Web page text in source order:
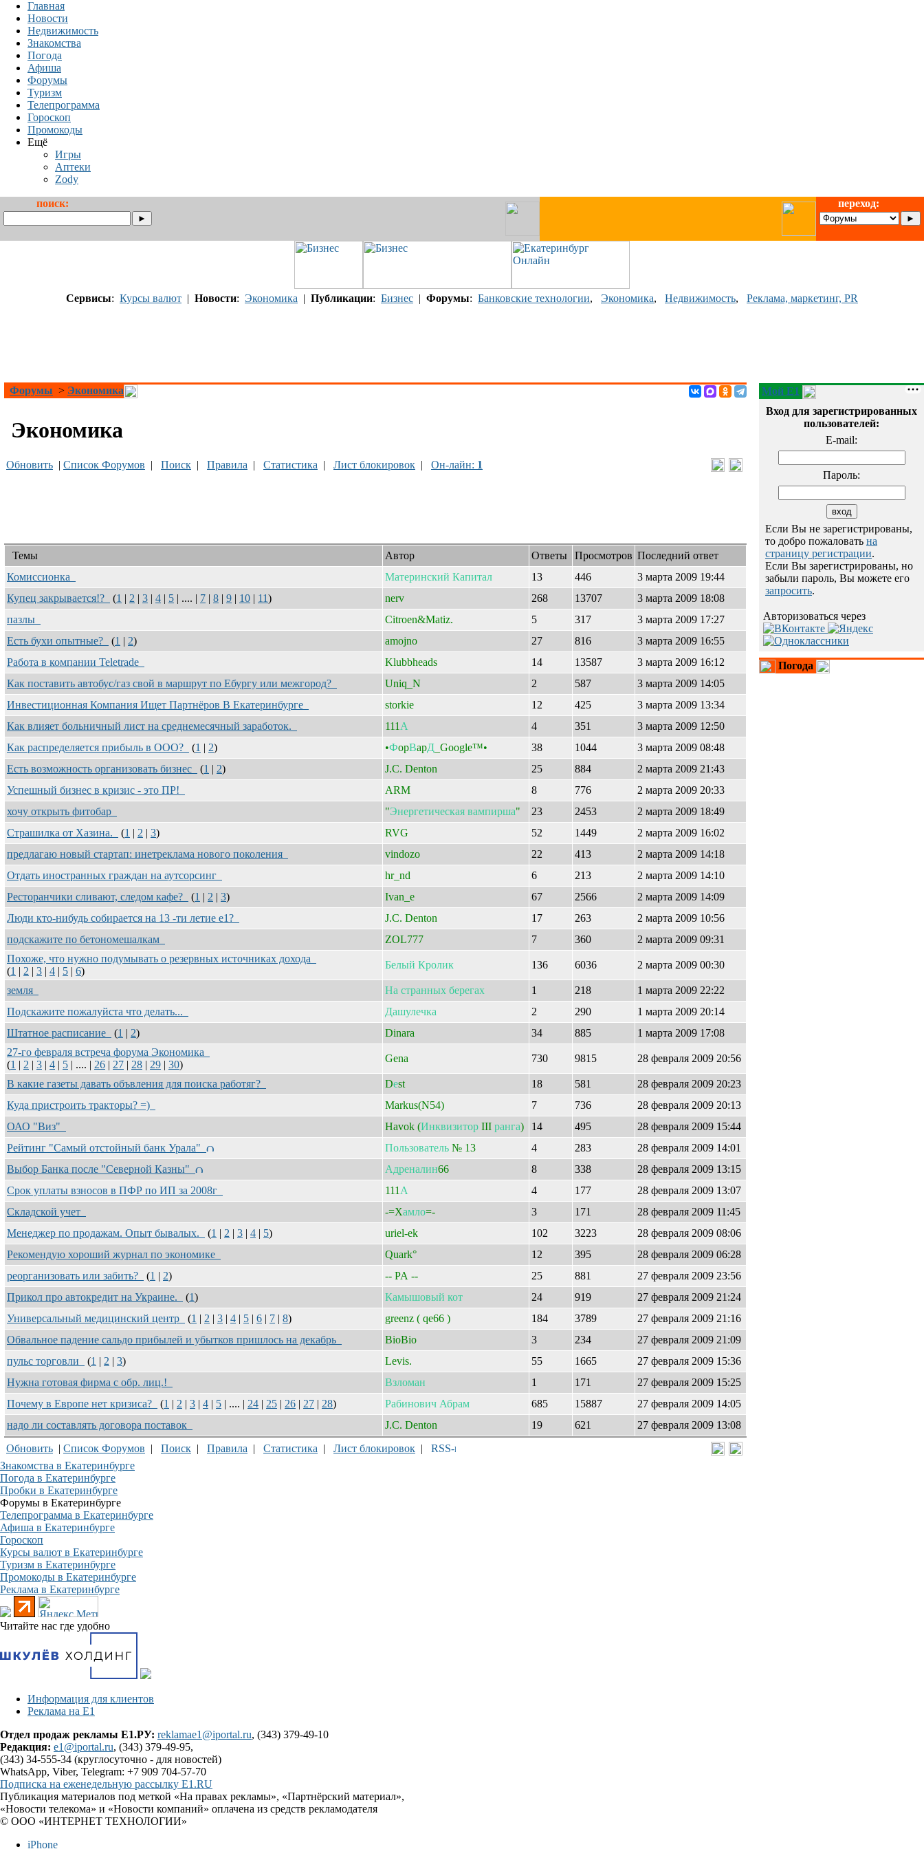
Главная
Новости
Недвижимость
Знакомства
Погода
Афиша
Форумы
Туризм
Телепрограмма
Гороскоп
Промокоды
Ещё
Игры
Аптеки
Zody
поиск: переход:
Сервисы: Курсы валют | Новости: Экономика | Публикации: Бизнес | Форумы: Банковские технологии, Экономика, Недвижимость, Реклама, маркетинг, PR
Форумы > Экономика
Экономика
Обновить | Список Форумов | Поиск | Правила | Статистика | Лист блокировок | Он-лайн: 1
Темы Автор Ответы Просмотров Последний ответ
Комиссионка
Материнский Капитал 13 446
3 марта 2009 19:44
Купец закрывается!?
(1 | 2 | 3 | 4 | 5 | .... | 7 | 8 | 9 | 10 | 11) nerv 268 13707
3 марта 2009 18:08
пазлы
Citroen&Matiz. 5 317
3 марта 2009 17:27
Есть бухи опытные?
(1 | 2) amojno 27 816
3 марта 2009 16:55
Работа в компании Teletrade
Klubbheads 14 13587
3 марта 2009 16:12
Как поставить автобус/газ свой в маршрут по Ебургу или межгород?
Uniq_N 2 587
3 марта 2009 14:05
Инвестиционная Компания Ищет Партнёров В Екатеринбурге
storkie 12 425
3 марта 2009 13:34
Как влияет больничный лист на среднемесячный заработок.
111 А 4 351
3 марта 2009 12:50
Как распределяется прибыль в ООО?
(1 | 2) •ФopВapД _Google™• 38 1044
3 марта 2009 08:48
Есть возможность организовать бизнес
(1 | 2) J.C. Denton 25 884
2 марта 2009 21:43
Успешный бизнес в кризис - это ПР!
ARM 8 776
2 марта 2009 20:33
хочу открыть фитобар
"Энергетическая вампирша" 23 2453
2 марта 2009 18:49
Страшилка от Хазина.
(1 | 2 | 3) RVG 52 1449
2 марта 2009 16:02
предлагаю новый стартап: инетреклама нового поколения
vindozo 22 413
2 марта 2009 14:18
Отдать иностранных граждан на аутсорсинг
hr_nd 6 213
2 марта 2009 14:10
Ресторанчики сливают, следом кафе?
(1 | 2 | 3) Ivan_e 67 2566
2 марта 2009 14:09
Люди кто-нибудь собирается на 13 -ти летие е1?
J.C. Denton 17 263
2 марта 2009 10:56
подскажите по бетономешалкам
ZOL777 7 360
2 марта 2009 09:31
Похоже, что нужно подумывать о резервных источниках дохода
(1 | 2 | 3 | 4 | 5 | 6)
Белый Кролик 136 6036 2 марта 2009 00:30
земля На странных берегах 1 218
1 марта 2009 22:22
Подскажите пожалуйста что делать...
Дашулечка 2 290
1 марта 2009 20:14
Штатное расписание
(1 | 2) Dinara 34 885
1 марта 2009 17:08
27-го февраля встреча форума Экономика
(1 | 2 | 3 | 4 | 5 | .... | 26 | 27 | 28 | 29 | 30)
Gena 730 9815 28 февраля 2009 20:56
В какие газеты давать объвления для поиска работяг? Dеst 18 581
28 февраля 2009 20:23
Куда пристроить тракторы? =)
Markus(N54) 7 736
28 февраля 2009 20:13
ОАО "Виз"
Havok (Инквизитор III ранга) 14 495
28 февраля 2009 15:44
Рейтинг "Самый отстойный банк Урала"
Пользователь № 13 4 283
28 февраля 2009 14:01
Выбор Банка после "Северной Казны"
Адреналин66 8 338
28 февраля 2009 13:15
Срок уплаты взносов в ПФР по ИП за 2008г
111 А 4 177
28 февраля 2009 13:07
Складской учет
-=Xамло=- 3 171
28 февраля 2009 11:45
Менеджер по продажам. Опыт бывалых.
(1 | 2 | 3 | 4 | 5) uriel-ek 102 3223
28 февраля 2009 08:06
Рекомендую хороший журнал по экономике
Quark° 12 395
28 февраля 2009 06:28
реорганизовать или забить?
(1 | 2) -- PA -- 25 881
27 февраля 2009 23:56
Прикол про автокредит на Украине.
(1) Камышовый кот 24 919
27 февраля 2009 21:24
Универсальный медицинский центр
(1 | 2 | 3 | 4 | 5 | 6 | 7 | 8) greenz ( qe66 ) 184 3789
27 февраля 2009 21:16
Обвальное падение сальдо прибылей и убытков пришлось на декабрь
BioBio 3 234
27 февраля 2009 21:09
пульс торговли
(1 | 2 | 3) Levis. 55 1665
27 февраля 2009 15:36
Нужна готовая фирма с обр. лиц.!
Взломан 1 171
27 февраля 2009 15:25
Почему в Европе нет кризиса?
(1 | 2 | 3 | 4 | 5 | .... | 24 | 25 | 26 | 27 | 28) Рабинович Абрам 685 15887
27 февраля 2009 14:05
надо ли составлять договора поставок
J.C. Denton 19 621
27 февраля 2009 13:08
Обновить | Список Форумов | Поиск | Правила | Статистика | Лист блокировок |
Мой E1
Вход для зарегистрированных
пользователей:
E-mail:
Пароль:
Если Вы не зарегистрированы,
то добро пожаловать на
страницу регистрации.
Если Вы зарегистрированы, но
забыли пароль, Вы можете его
запросить.
Авторизоваться через
Погода
Знакомства в Екатеринбурге
Погода в Екатеринбурге
Пробки в Екатеринбурге
Форумы в Екатеринбурге
Телепрограмма в Екатеринбурге
Афиша в Екатеринбурге
Гороскоп
Курсы валют в Екатеринбурге
Туризм в Екатеринбурге
Промокоды в Екатеринбурге
Реклама в Екатеринбурге
Читайте нас где удобно
Информация для клиентов
Реклама на Е1
Отдел продаж рекламы Е1.РУ: reklamae1@iportal.ru, (343) 379-49-10
Редакция: e1@iportal.ru, (343) 379-49-95,
(343) 34-555-34 (круглосуточно - для новостей)
WhatsApp, Viber, Telegram: +7 909 704-57-70
Подписка на еженедельную рассылку E1.RU
Публикация материалов под меткой «На правах рекламы», «Партнёрский материал»,
«Новости телекома» и «Новости компаний» оплачена из средств рекламодателя
© ООО «ИНТЕРНЕТ ТЕХНОЛОГИИ»
iPhone